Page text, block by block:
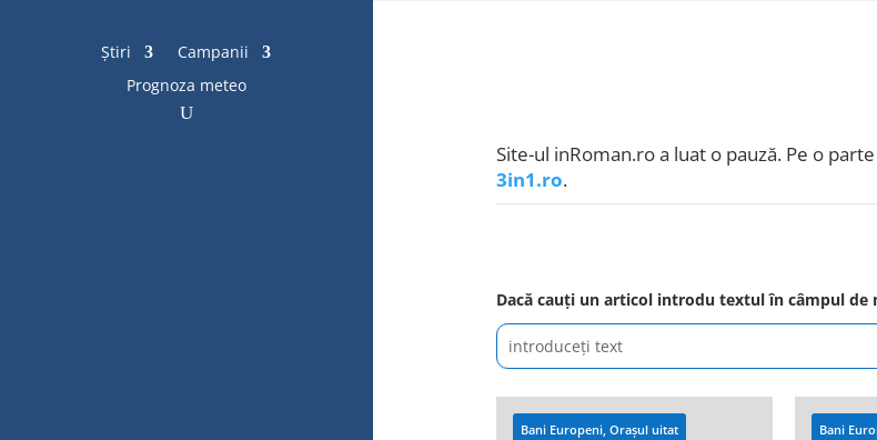
Știri
Campanii
Prognoza meteo
Site-ul inRoman.ro a luat o pauză. Pe o
3in1.ro.
Dacă cauți un articol introdu textul în câmpul de
Bani Europeni, Orașul uitat Bani